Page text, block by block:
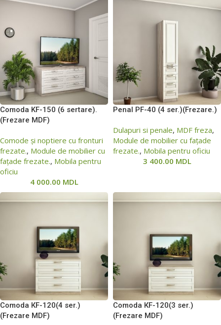
Comoda KF-150 (6 sertare).
(Frezare MDF)
Comode și noptiere cu fronturi
frezate., Module de mobilier cu
fațade frezate., Mobila pentru
oficiu
4 000.00 MDL
Penal PF-40 (4 ser.)(Frezare.)
Dulapuri si penale, MDF freza,
Module de mobilier cu fațade
frezate., Mobila pentru oficiu
3 400.00 MDL
Comoda КF-120(4 ser.)
(Frezare MDF)
Comoda КF-120(3 ser.)
(Frezare MDF)